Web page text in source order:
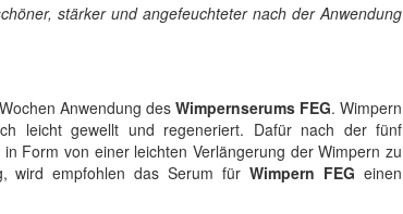
stärker und angefeuchteter nach der Anwendung
Anwendung des Wimpernserums FEG. Wimpern
leicht gewellt und regeneriert. Dafür nach der fünf
Form von einer leichten Verlängerung der Wimpern zu
wird empfohlen das Serum fürWimpern FEG einen